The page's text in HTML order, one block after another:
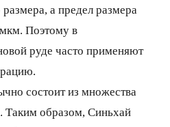
а предел размера
мкм. Поэтому в
руде часто применяют
состоит из множества
Таким образом, Синьхай